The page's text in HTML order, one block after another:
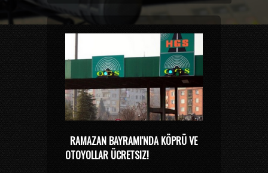
RAMAZAN BAYRAMI'NDA KÖPRÜ VE
OTOYOLLAR ÜCRETSIZ!